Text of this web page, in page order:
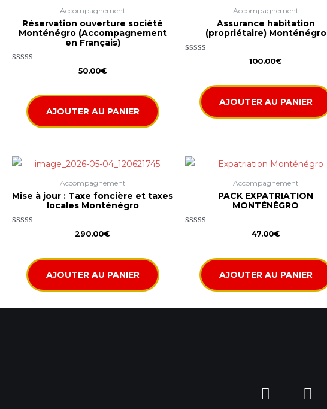
Accompagnement
Réservation ouverture société
Monténégro (Accompagnement
en Français)
50.00€
AJOUTER AU PANIER
Accompagnement
Assurance habitation
(propriétaire) Monténégro
100.00€
AJOUTER AU PANIER
Accompagnement
Mise à jour : Taxe foncière et taxes
locales Monténégro
290.00€
AJOUTER AU PANIER
Accompagnement
PACK EXPATRIATION
MONTÉNÉGRO
47.00€
AJOUTER AU PANIER